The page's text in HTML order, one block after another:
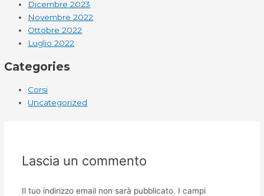
Dicembre 2023
Novembre 2022
Ottobre 2022
Luglio 2022
Categories
Corsi
Uncategorized
Lascia un commento
Il tuo indirizzo email non sarà pubblicato. I campi